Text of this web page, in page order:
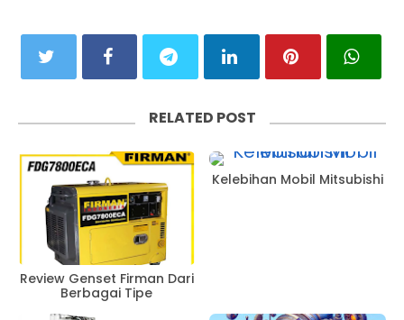
RELATED POST
Review Genset Firman Dari
Berbagai Tipe
Kelebihan Mobil Mitsubishi